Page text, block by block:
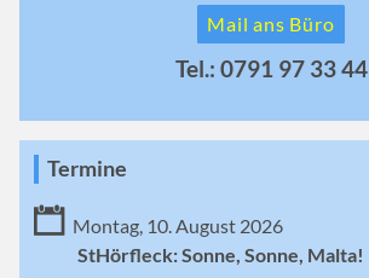
Mail ans Büro
Tel.: 0791 97 33 44
Termine
Montag, 10. August 2026
StHörfleck: Sonne, Sonne, Malta!